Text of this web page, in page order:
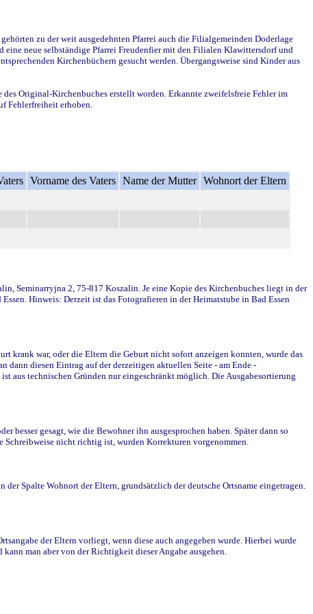
zu der weit ausgedehnten Pfarrei auch die Filialgemeinden Doderlage
neue selbständige Pfarrei Freudenfier mit den Filialen Klawittersdorf und
Kirchenbüchern gesucht werden. Übergangsweise sind Kinder aus
Original-Kirchenbuches erstellt worden. Erkannte zweifelsfreie Fehler im
Fehlerfreiheit erhoben.
Vorname des Vaters Name der Mutter Wohnort der Eltern
Seminarryjna 2, 75-817 Koszalin. Je eine Kopie des Kirchenbuches liegt in der
Hinweis: Derzeit ist das Fotografieren in der Heimatstube in Bad Essen
krank war, oder die Eltern die Geburt nicht sofort anzeigen konnten, wurde das
dann diesen Eintrag auf der derzeitigen aktuellen Seite - am Ende -
aus technischen Gründen nur eingeschränkt möglich. Die Ausgabesortierung
besser gesagt, wie die Bewohner ihn ausgesprochen haben. Später dann so
nicht richtig ist, wurden Korrekturen vorgenommen.
Spalte Wohnort der Eltern, grundsätzlich der deutsche Ortsname eingetragen.
der Eltern vorliegt, wenn diese auch angegeben wurde. Hierbei wurde
man aber von der Richtigkeit dieser Angabe ausgehen.